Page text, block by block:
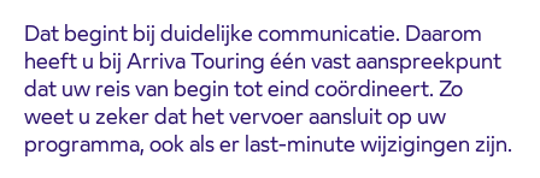
Dat begint bij duidelijke communicatie. Daarom
heeft u bij Arriva Touring één vast aanspreekpunt
dat uw reis van begin tot eind coördineert. Zo
weet u zeker dat het vervoer aansluit op uw
programma, ook als er last-minute wijzigingen zijn.